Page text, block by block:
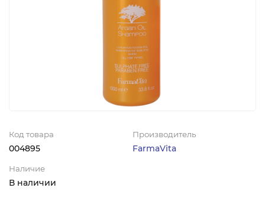
Код товара
004895
Производитель
FarmaVita
Наличие
В наличии